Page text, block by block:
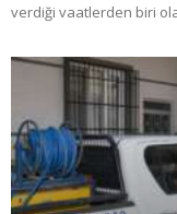
verdiği vaatlerden biri